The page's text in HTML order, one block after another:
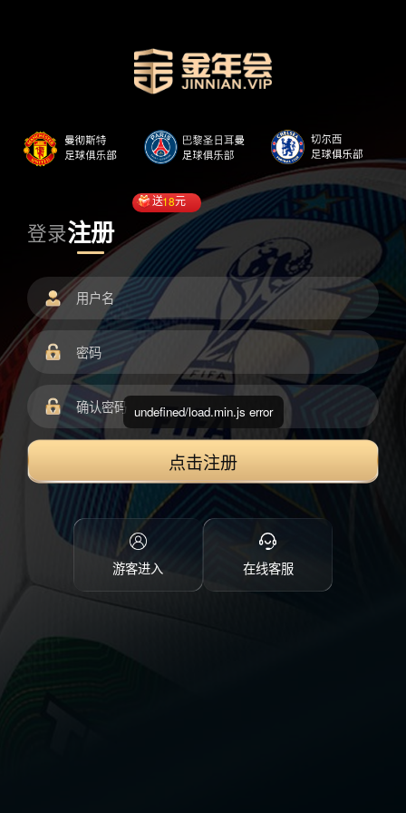
登录注册
送18元
点击注册
游客进入 在线客服
undefined/load.min.js error